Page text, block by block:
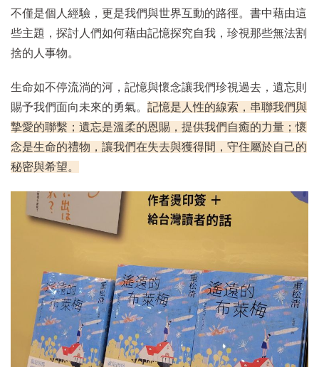
不僅是個人經驗，更是我們與世界互動的路徑。書中藉由這
些主題，探討人們如何藉由記憶探究自我，珍視那些無法割
捨的人事物。
生命如不停流淌的河，記憶與懷念讓我們珍視過去，遺忘則
賜予我們面向未來的勇氣。 記憶是人性的線索，串聯我們與
摯愛的聯繫；遺忘是溫柔的恩賜，提供我們自癒的力量；懷
念是生命的禮物，讓我們在失去與獲得間，守住屬於自己的
秘密與希望。